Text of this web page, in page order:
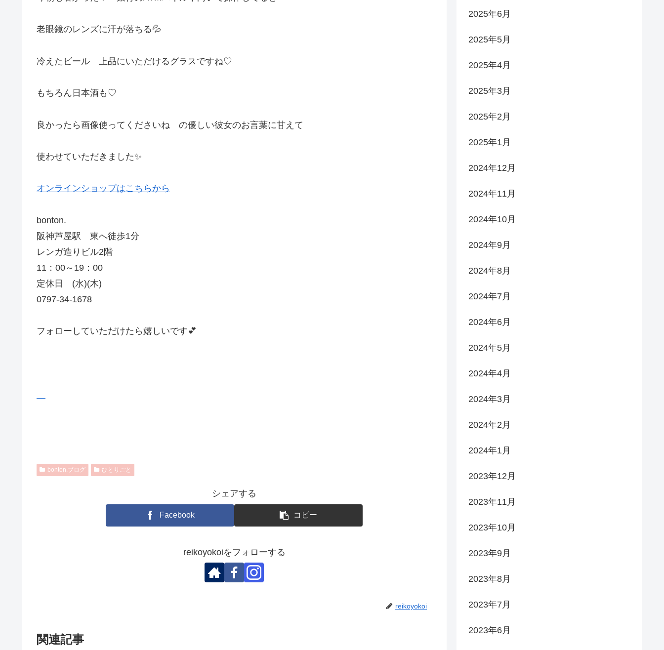
老眼鏡のレンズに汗が落ちる💦
冷えたビール 上品にいただけるグラスですね♡
もちろん日本酒も♡
良かったら画像使ってくださいね の優しい彼女のお言葉に甘えて
使わせていただきました✨
オンラインショップはこちらから
bonton.
阪神芦屋駅 東へ徒歩1分
レンガ造りビル2階
11：00～19：00
定休日 (水)(木)
0797-34-1678
フォローしていただけたら嬉しいです💕
bonton.ブログ ひとりごと
シェアする
Facebook コピー
reikoyokoiをフォローする
reikoyokoi
関連記事
2025年6月
2025年5月
2025年4月
2025年3月
2025年2月
2025年1月
2024年12月
2024年11月
2024年10月
2024年9月
2024年8月
2024年7月
2024年6月
2024年5月
2024年4月
2024年3月
2024年2月
2024年1月
2023年12月
2023年11月
2023年10月
2023年9月
2023年8月
2023年7月
2023年6月